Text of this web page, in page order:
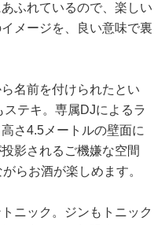
ふれているので、楽しい
メージを、良い意味で裏
名前を付けられたとい
テキ。専属DJによるラ
さ4.5メートルの壁面に
影されるご機嫌な空間
らお酒が楽しめます。
ニック。ジンもトニック